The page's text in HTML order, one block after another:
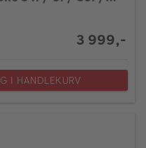
3 999,-
I HANDLEKURV